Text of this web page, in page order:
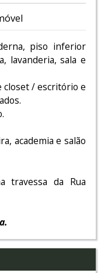
piso inferior
lavanderia, sala e
closet / escritório e
academia e salão
travessa da Rua